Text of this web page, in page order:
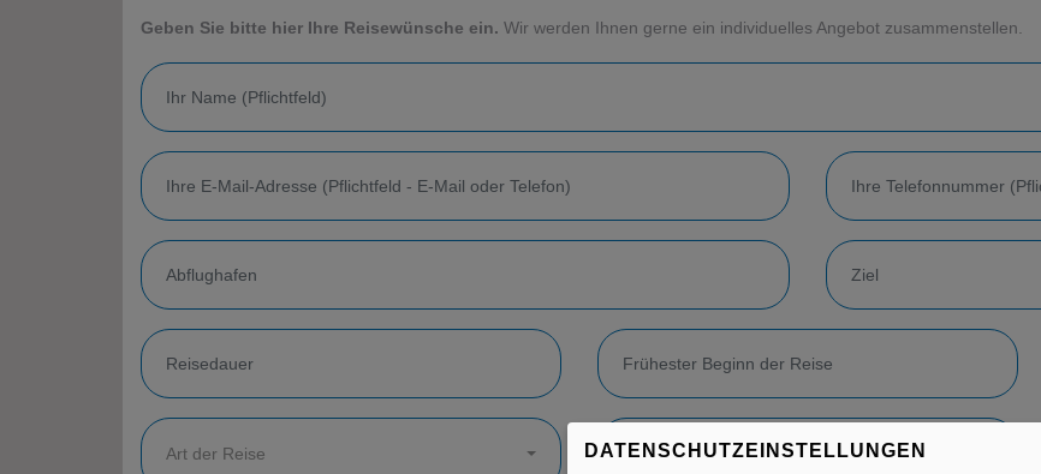
Geben Sie bitte hier Ihre Reisewünsche ein. Wir werden Ihnen gerne ein individuelles Angebot zusammenstellen.
Art der Reise Gewünschte Verpflegung
DATENSCHUTZEINSTELLUNGEN